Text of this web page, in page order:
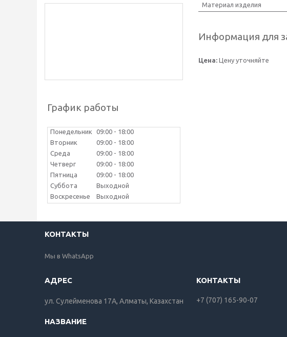
Материал изделия
Информация для
Цена: Цену уточняйте
График работы
Понедельник 09:00
18:00
Вторник
09:00
18:00
Среда
09:00
18:00
Четверг
09:00
18:00
Пятница
09:00
18:00
Суббота
Выходной
Воскресенье
Выходной
КОНТАКТЫ
Мы в WhatsApp
ул. Сулейменова 17А, Алматы, Казахстан +7 (707) 165-90-07